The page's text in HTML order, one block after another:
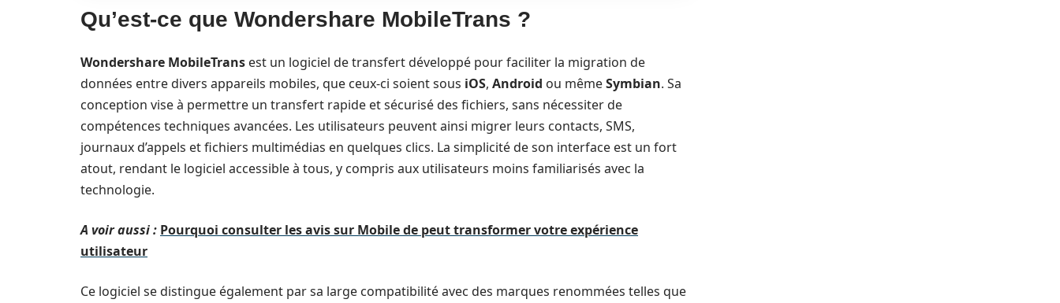
Qu’est-ce que Wondershare MobileTrans ?
Wondershare MobileTrans est un logiciel de transfert développé pour faciliter la migration de
données entre divers appareils mobiles, que ceux-ci soient sous iOS, Android ou mêmeSymbian. Sa
conception vise à permettre un transfert rapide et sécurisé des fichiers, sans nécessiter de
compétences techniques avancées. Les utilisateurs peuvent ainsi migrer leurs contacts, SMS,
journaux d’appels et fichiers multimédias en quelques clics. La simplicité de son interface est un fort
atout, rendant le logiciel accessible à tous, y compris aux utilisateurs moins familiarisés avec la
technologie.
A voir aussi : Pourquoi consulter les avis sur Mobile de peut transformer votre expérience
utilisateur
Ce logiciel se distingue également par sa large compatibilité avec des marques renommées telles que